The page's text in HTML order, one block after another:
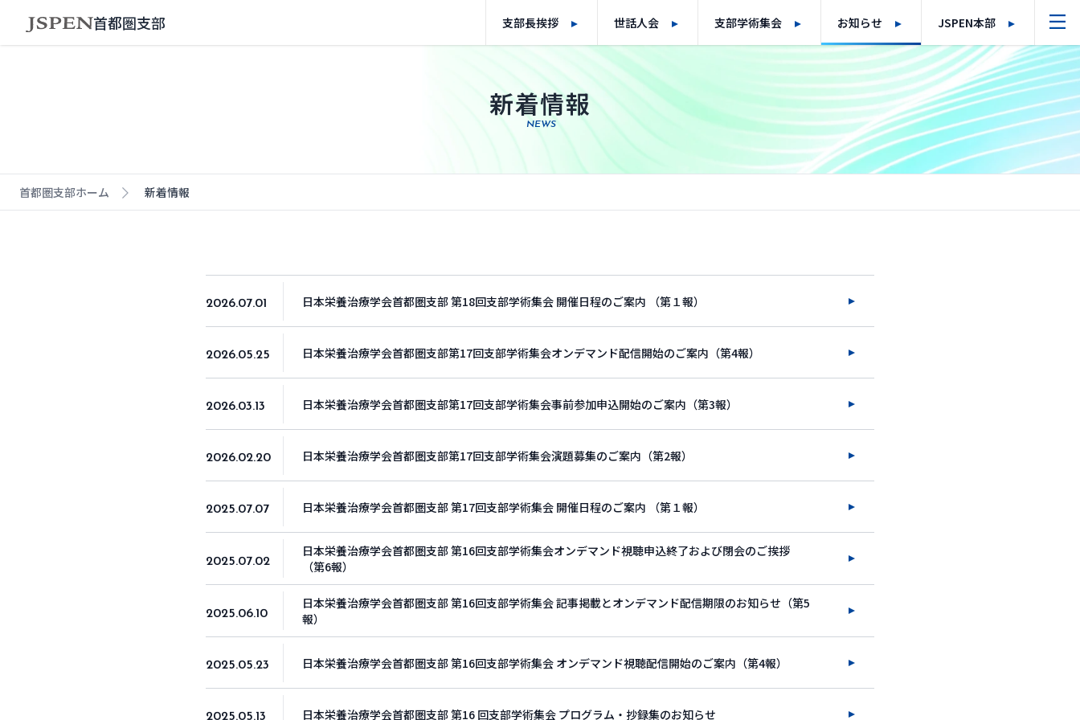
首都圏支部 支部長挨拶 世話人会 支部学術集会 お知らせ JSPEN本部
新着情報
NEWS
首都圏支部ホーム 新着情報
2026.07.01 日本栄養治療学会首都圏支部 第18回支部学術集会 開催日程のご案内 （第１報）
2026.05.25 日本栄養治療学会首都圏支部第17回支部学術集会オンデマンド配信開始のご案内（第4報）
2026.03.13 日本栄養治療学会首都圏支部第17回支部学術集会事前参加申込開始のご案内（第3報）
2026.02.20 日本栄養治療学会首都圏支部第17回支部学術集会演題募集のご案内（第2報）
2025.07.07 日本栄養治療学会首都圏支部 第17回支部学術集会 開催日程のご案内 （第１報）
2025.07.02
日本栄養治療学会首都圏支部 第16回支部学術集会オンデマンド視聴申込終了および閉会のご挨拶
（第6報）
2025.06.10
日本栄養治療学会首都圏支部 第16回支部学術集会 記事掲載とオンデマンド配信期限のお知らせ（第5
報）
2025.05.23 日本栄養治療学会首都圏支部 第16回支部学術集会 オンデマンド視聴配信開始のご案内（第4報）
2025.05.13 日本栄養治療学会首都圏支部 第16 回支部学術集会 プログラム・抄録集のお知らせ